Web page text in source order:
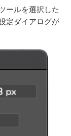
ールを選択した
定ダイアログが